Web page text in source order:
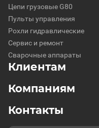
Цепи грузовые G80
Пульты управления
Рохли гидравлические
Сервис и ремонт
Сварочные аппараты
Клиентам
Компаниям
Контакты